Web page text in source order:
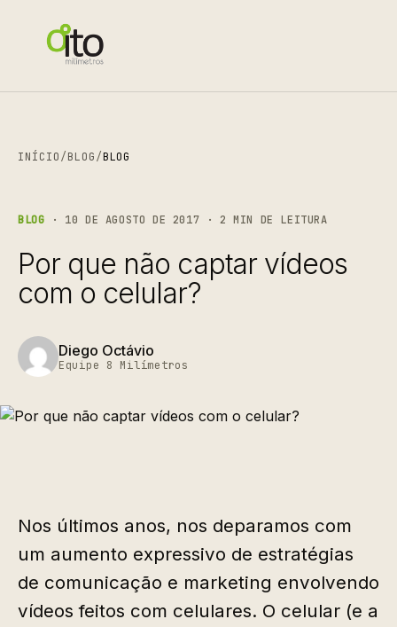
INÍCIO/BLOG/BLOG
BLOG · 10 DE AGOSTO DE 2017 · 2 MIN DE LEITURA
Por que não captar vídeos
com o celular?
Diego Octávio
Equipe 8 Milímetros
Nos últimos anos, nos deparamos com
um aumento expressivo de estratégias
de comunicação e marketing envolvendo
vídeos feitos com celulares. O celular (e a